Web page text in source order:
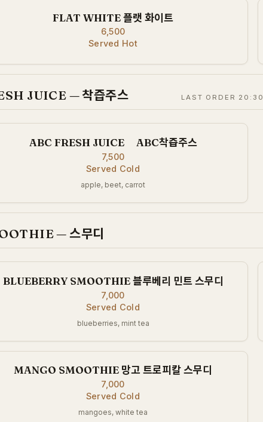
FLAT WHITE 플랫 화이트
6,500
Served Hot
JUICE — 착즙주스 LAST ORDER 20:30
ABC FRESH JUICE ABC착즙주스
7,500
Served Cold
apple, beet, carrot
— 스무디
BLUEBERRY SMOOTHIE 블루베리 민트 스무디
7,000
Served Cold
blueberries, mint tea
MANGO SMOOTHIE 망고 트로피칼 스무디
7,000
Served Cold
mangoes, white tea